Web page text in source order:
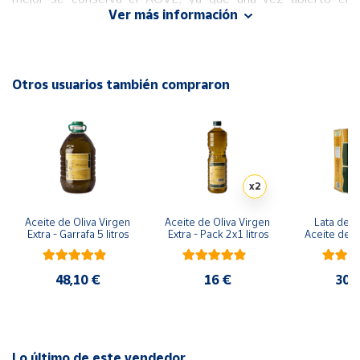
Área
Ubicación
Península
Baleares
Canarias,
Ceuta y
envase no entra ni luz ni aire (principales factoras para la
Ver más información
Otros usuarios también compraron
Aceite de Oliva Virgen
Extra - Garrafa 5 litros
48,10 €
x2
Aceite de Oliva Virgen
Extra - Pack 2x1 litros
16 €
Lata de
Aceite de